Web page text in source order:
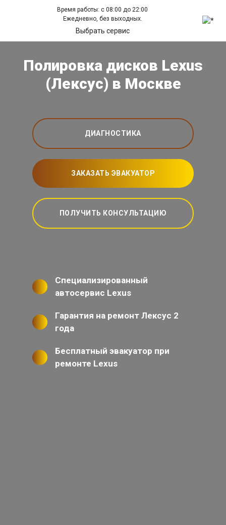
Время работы: с 08:00 до 22:00
Ежедневно, без выходных.
Выбрать сервис
Полировка дисков Lexus
(Лексус) в Москве
ДИАГНОСТИКА
ЗАКАЗАТЬ ЭВАКУАТОР
ПОЛУЧИТЬ КОНСУЛЬТАЦИЮ
Специализированный
автосервис Lexus
Гарантия на ремонт Лексус 2
года
Бесплатный эвакуатор при
ремонте Lexus